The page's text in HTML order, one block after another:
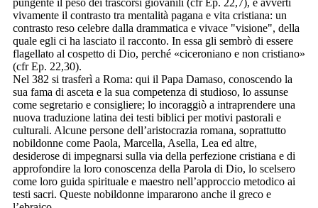
pungente il peso dei trascorsi giovanili (cfr Ep. 22,7), e avvertì
vivamente il contrasto tra mentalità pagana e vita cristiana: un
contrasto reso celebre dalla drammatica e vivace "visione", della
quale egli ci ha lasciato il racconto. In essa gli sembrò di essere
flagellato al cospetto di Dio, perché «ciceroniano e non cristiano»
(cfr Ep. 22,30).
Nel 382 si trasferì a Roma: qui il Papa Damaso, conoscendo la
sua fama di asceta e la sua competenza di studioso, lo assunse
come segretario e consigliere; lo incoraggiò a intraprendere una
nuova traduzione latina dei testi biblici per motivi pastorali e
culturali. Alcune persone dell’aristocrazia romana, soprattutto
nobildonne come Paola, Marcella, Asella, Lea ed altre,
desiderose di impegnarsi sulla via della perfezione cristiana e di
approfondire la loro conoscenza della Parola di Dio, lo scelsero
come loro guida spirituale e maestro nell’approccio metodico ai
testi sacri. Queste nobildonne impararono anche il greco e